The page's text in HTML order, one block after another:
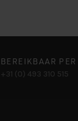
BEREIKBAAR PER
+31 (0) 493 310 515